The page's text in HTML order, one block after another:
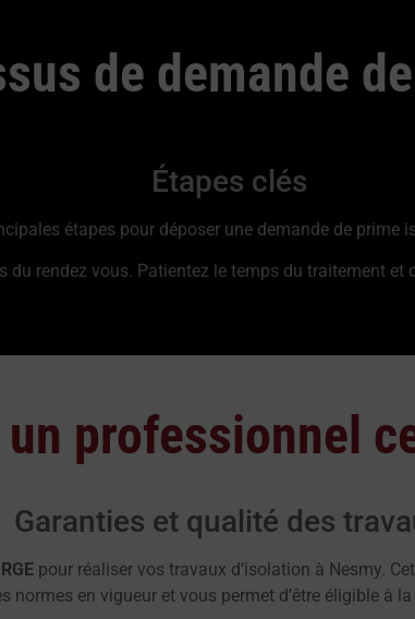
de demande
Étapes clés
étapes pour déposer une demande de prime
du rendez vous. Patientez le temps du traitement et
professionnel
Garanties et qualité des
RGEpour réaliser vos travaux d’isolation à Nesmy.
normes en vigueur et vous permet d’être éligible à